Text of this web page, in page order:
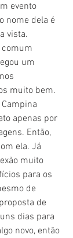
evento
nome dela é
vista.
um
muito bem.
apenas por
Então,
ela. Já
muito
para os
de
de
dias para
novo, então